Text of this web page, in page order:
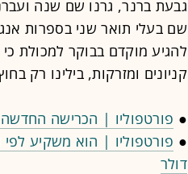
גבעת ברנר, גרנו שם שנה
שם בעלי תואר שני בספרות
להגיע מוקדם בבוקר למכולת
קניונים ומזרקות, בילינו רק
● פורטפוליו | הכרישה החדשה:
●
דולר